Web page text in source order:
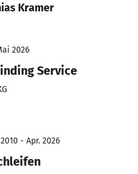
Kramer
2026
Service
- Apr. 2026